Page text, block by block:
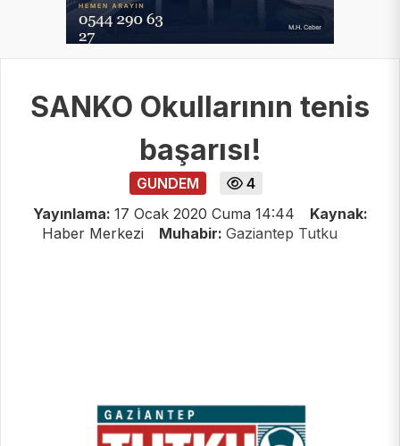
SANKO Okullarının tenis
başarısı!
GUNDEM
4
Yayınlama: 17 Ocak 2020 Cuma 14:44
Kaynak:
Haber Merkezi
Muhabir: Gaziantep Tutku